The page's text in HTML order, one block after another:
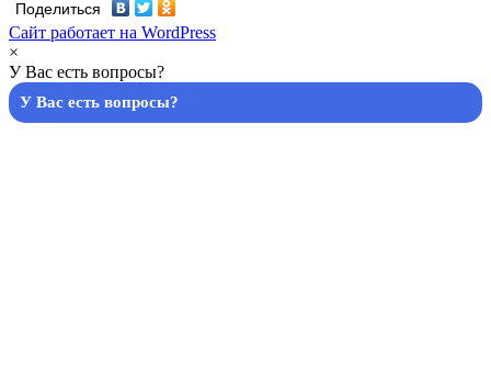
Поделиться
Сайт работает на WordPress
×
У Вас есть вопросы?
У Вас есть вопросы?